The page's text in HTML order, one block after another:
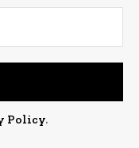
Policy.